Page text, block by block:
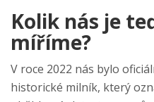
Kolik nás je
míříme?
V roce 2022 nás bylo
historické milník, který